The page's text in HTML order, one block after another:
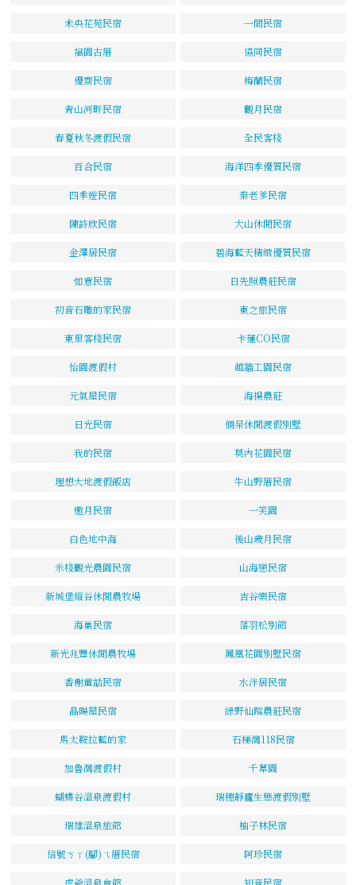
未央花苑民宿 一間民宿
福園古厝 協同民宿
優齋民宿 梅蘭民宿
青山河畔民宿 觀月民宿
春夏秋冬渡假民宿 全民客棧
百合民宿 海洋四季優質民宿
四季遊民宿 秦老爹民宿
陳詩欣民宿 大山休閒民宿
金澤居民宿 碧海藍天精緻優質民宿
如意民宿 日先照農莊民宿
初音石雕的家民宿 東之旅民宿
東里客棧民宿 卡蓮CO民宿
怡園渡假村 越牆工園民宿
元氣屋民宿 海揚農莊
日光民宿 倆呆休閒渡假別墅
我的民宿 莫內花園民宿
理想大地渡假飯店 牛山野厝民宿
邀月民宿 一笑園
白色地中海 後山歲月民宿
米棧觀光農園民宿 山海戀民宿
新城堡縱谷休閒農牧場 吉谷樂民宿
海巢民宿 落羽松別館
新光兆豐休閒農牧場 鳳凰花園別墅民宿
香榭童話民宿 水泮居民宿
晶暘屋民宿 綠野仙蹤農莊民宿
馬太鞍拉藍的家 石梯灣118民宿
加魯灣渡假村 千草園
蝴蝶谷溫泉渡假村 瑞穗靜廬生態渡假別墅
瑞雄溫泉旅館 柚子林民宿
信號ㄎㄚ(腳)ㄟ厝民宿 阿珍民宿
虎爺溫泉會館 知音民宿